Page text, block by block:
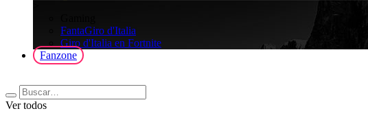
FantaGiro d'Italia
Giro d'Italia en Fortnite
Fanzone
Ver todos